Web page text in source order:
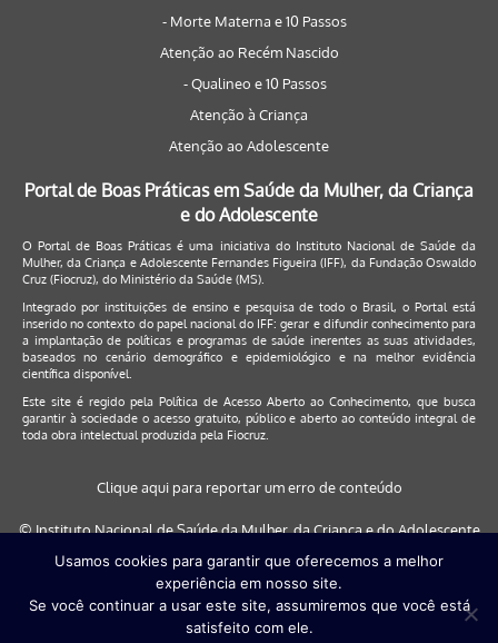
- Morte Materna e 10 Passos
Atenção ao Recém Nascido
- Qualineo e 10 Passos
Atenção à Criança
Atenção ao Adolescente
Portal de Boas Práticas em Saúde da Mulher, da Criança
e do Adolescente
O Portal de Boas Práticas é uma iniciativa do Instituto Nacional de Saúde da
Mulher, da Criança e Adolescente Fernandes Figueira (IFF), da Fundação Oswaldo
Cruz (Fiocruz), do Ministério da Saúde (MS).
Integrado por instituições de ensino e pesquisa de todo o Brasil, o Portal está
inserido no contexto do papel nacional do IFF: gerar e difundir conhecimento para
a implantação de políticas e programas de saúde inerentes as suas atividades,
baseados no cenário demográfico e epidemiológico e na melhor evidência
científica disponível.
Este site é regido pela Política de Acesso Aberto ao Conhecimento, que busca
garantir à sociedade o acesso gratuito, público e aberto ao conteúdo integral de
toda obra intelectual produzida pela Fiocruz.
Clique aqui para reportar um erro de conteúdo
© Instituto Nacional de Saúde da Mulher, da Criança e do Adolescente
Este site será melhor visualizado nos navegadores: Google Chrome (a
partir da versão 30) | Internet Explorer (a partir da versão 9) | FireFox (
a partir da versão 29)
Usamos cookies para garantir que oferecemos a melhor
experiência em nosso site.
Se você continuar a usar este site, assumiremos que você está
satisfeito com ele.